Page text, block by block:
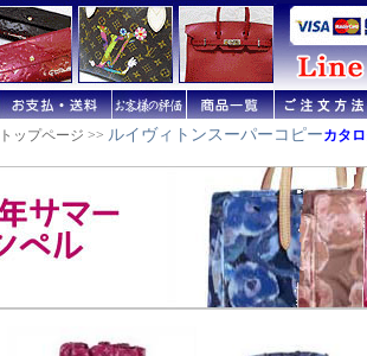
トップページ >> ルイヴィトンスーパーコピーカタ